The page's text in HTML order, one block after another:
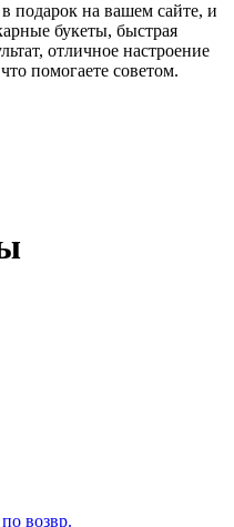
подарок на вашем сайте, и
букеты, быстрая
отличное настроение
помогаете советом.
по возвр.